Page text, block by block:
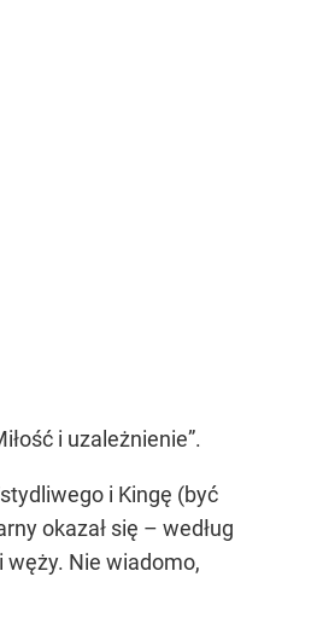
i uzależnienie”.
i Kingę (być
okazał się – według
węży. Nie wiadomo,